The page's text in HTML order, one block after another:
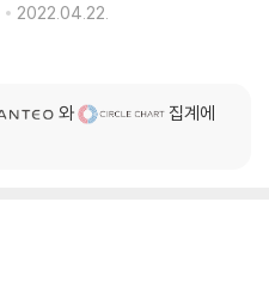
2022.04.22.
와
집계에